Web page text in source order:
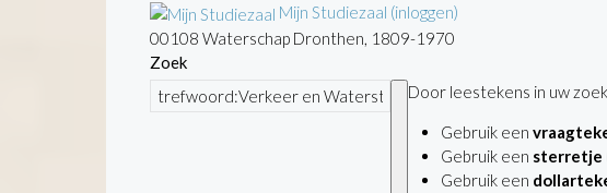
Mijn Studiezaal (inloggen)
00108 Waterschap Dronthen, 1809-1970
Zoek
Door leestekens in uw
Gebruik een
Gebruik een sterretje
Gebruik een